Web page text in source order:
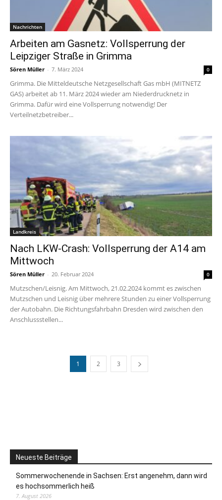
Nachrichten
Arbeiten am Gasnetz: Vollsperrung der
Leipziger Straße in Grimma
Sören Müller - 7. März 2024 0
Grimma. Die Mitteldeutsche Netzgesellschaft Gas mbH (MITNETZ
GAS) arbeitet ab 11. März 2024 wieder am Niederdrucknetz in
Grimma. Dafür wird eine Vollsperrung notwendig! Der
Verteilnetzbetreiber...
Landkreis
Nach LKW-Crash: Vollsperrung der A14 am
Mittwoch
Sören Müller - 20. Februar 2024 0
Mutzschen/Leisnig. Am Mittwoch, 21.02.2024 kommt es zwischen
Mutzschen und Leisnig über mehrere Stunden zu einer Vollsperrung
der Autobahn. Die Richtungsfahrbahn Dresden wird zwischen den
Anschlussstellen...
1 2 3
Neueste Beiträge
Sommerwochenende in Sachsen: Erst angenehm, dann wird
es hochsommerlich heiß
7. August 2026